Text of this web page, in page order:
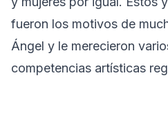
fueron los motivos de
Ángel y le merecieron
competencias artísticas